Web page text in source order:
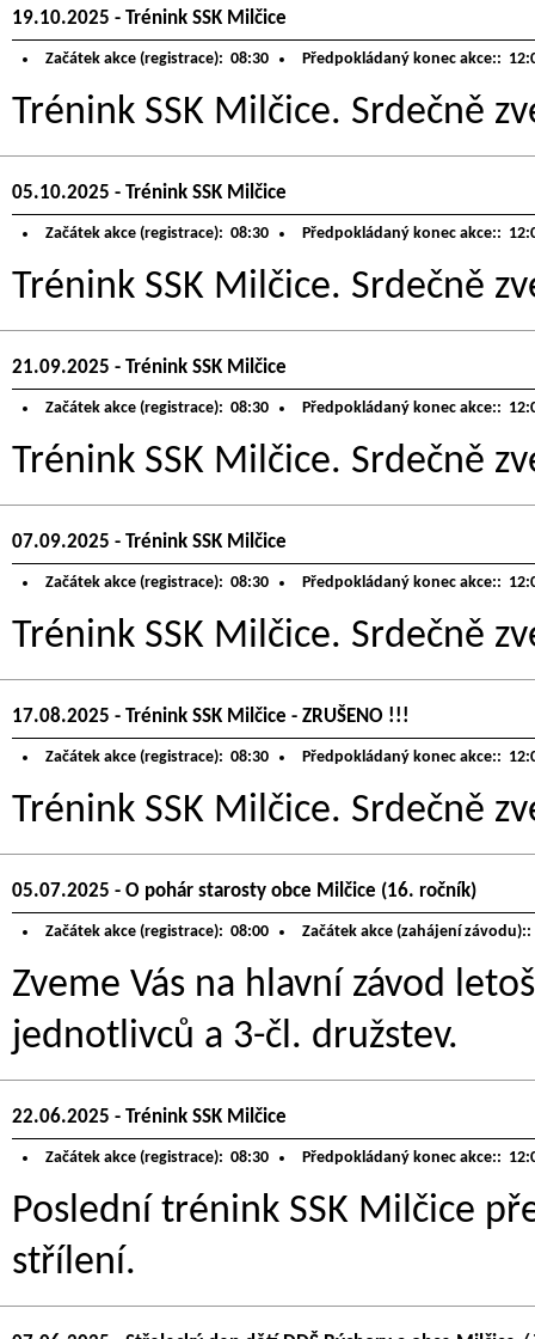
19.10.2025 - Trénink SSK Milčice
Začátek akce (registrace): 08:30 Předpokládaný konec akce::
Trénink SSK Milčice. Srdečně
05.10.2025 - Trénink SSK Milčice
Začátek akce (registrace): 08:30 Předpokládaný konec akce::
Trénink SSK Milčice. Srdečně
21.09.2025 - Trénink SSK Milčice
Začátek akce (registrace): 08:30 Předpokládaný konec akce::
Trénink SSK Milčice. Srdečně
07.09.2025 - Trénink SSK Milčice
Začátek akce (registrace): 08:30 Předpokládaný konec akce::
Trénink SSK Milčice. Srdečně
17.08.2025 - Trénink SSK Milčice - ZRUŠENO !!!
Začátek akce (registrace): 08:30 Předpokládaný konec akce::
Trénink SSK Milčice. Srdečně
05.07.2025 - O pohár starosty obce Milčice (16. ročník)
Začátek akce (registrace): 08:00 Začátek akce (zahájení závodu)::
Zveme Vás na hlavní závod
jednotlivců a 3-čl. družstev.
22.06.2025 - Trénink SSK Milčice
Začátek akce (registrace): 08:30 Předpokládaný konec akce::
Poslední trénink SSK Milčice
střílení.